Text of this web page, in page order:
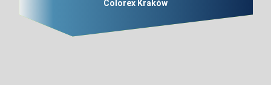
Colorex Kraków